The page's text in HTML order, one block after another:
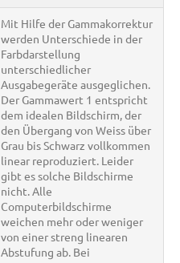
Mit Hilfe der Gammakorrektur
werden Unterschiede in der
Farbdarstellung
unterschiedlicher
Ausgabegeräte ausgeglichen.
Der Gammawert 1 entspricht
dem idealen Bildschirm, der
den Übergang von Weiss über
Grau bis Schwarz vollkommen
linear reproduziert. Leider
gibt es solche Bildschirme
nicht. Alle
Computerbildschirme
weichen mehr oder weniger
von einer streng linearen
Abstufung ab. Bei